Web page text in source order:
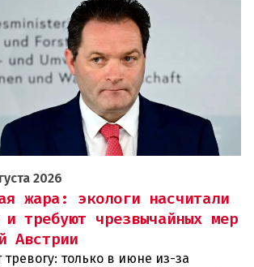
2026
жара: экологи насчитали
требуют чрезвычайных мер
Австрии
тревогу: только в июне из-за